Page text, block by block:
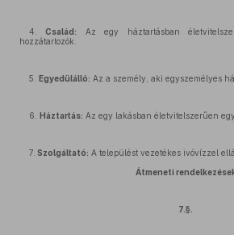
4.Család:
Az egy háztartásban
hozzátartozók.
5. Egyedülálló: Az a személy, aki egyszemélyes
6. Háztartás: Az egy lakásban életvitelszerűen
7. Szolgáltató: A települést vezetékes ivóvízzel
Átmeneti
7.§.